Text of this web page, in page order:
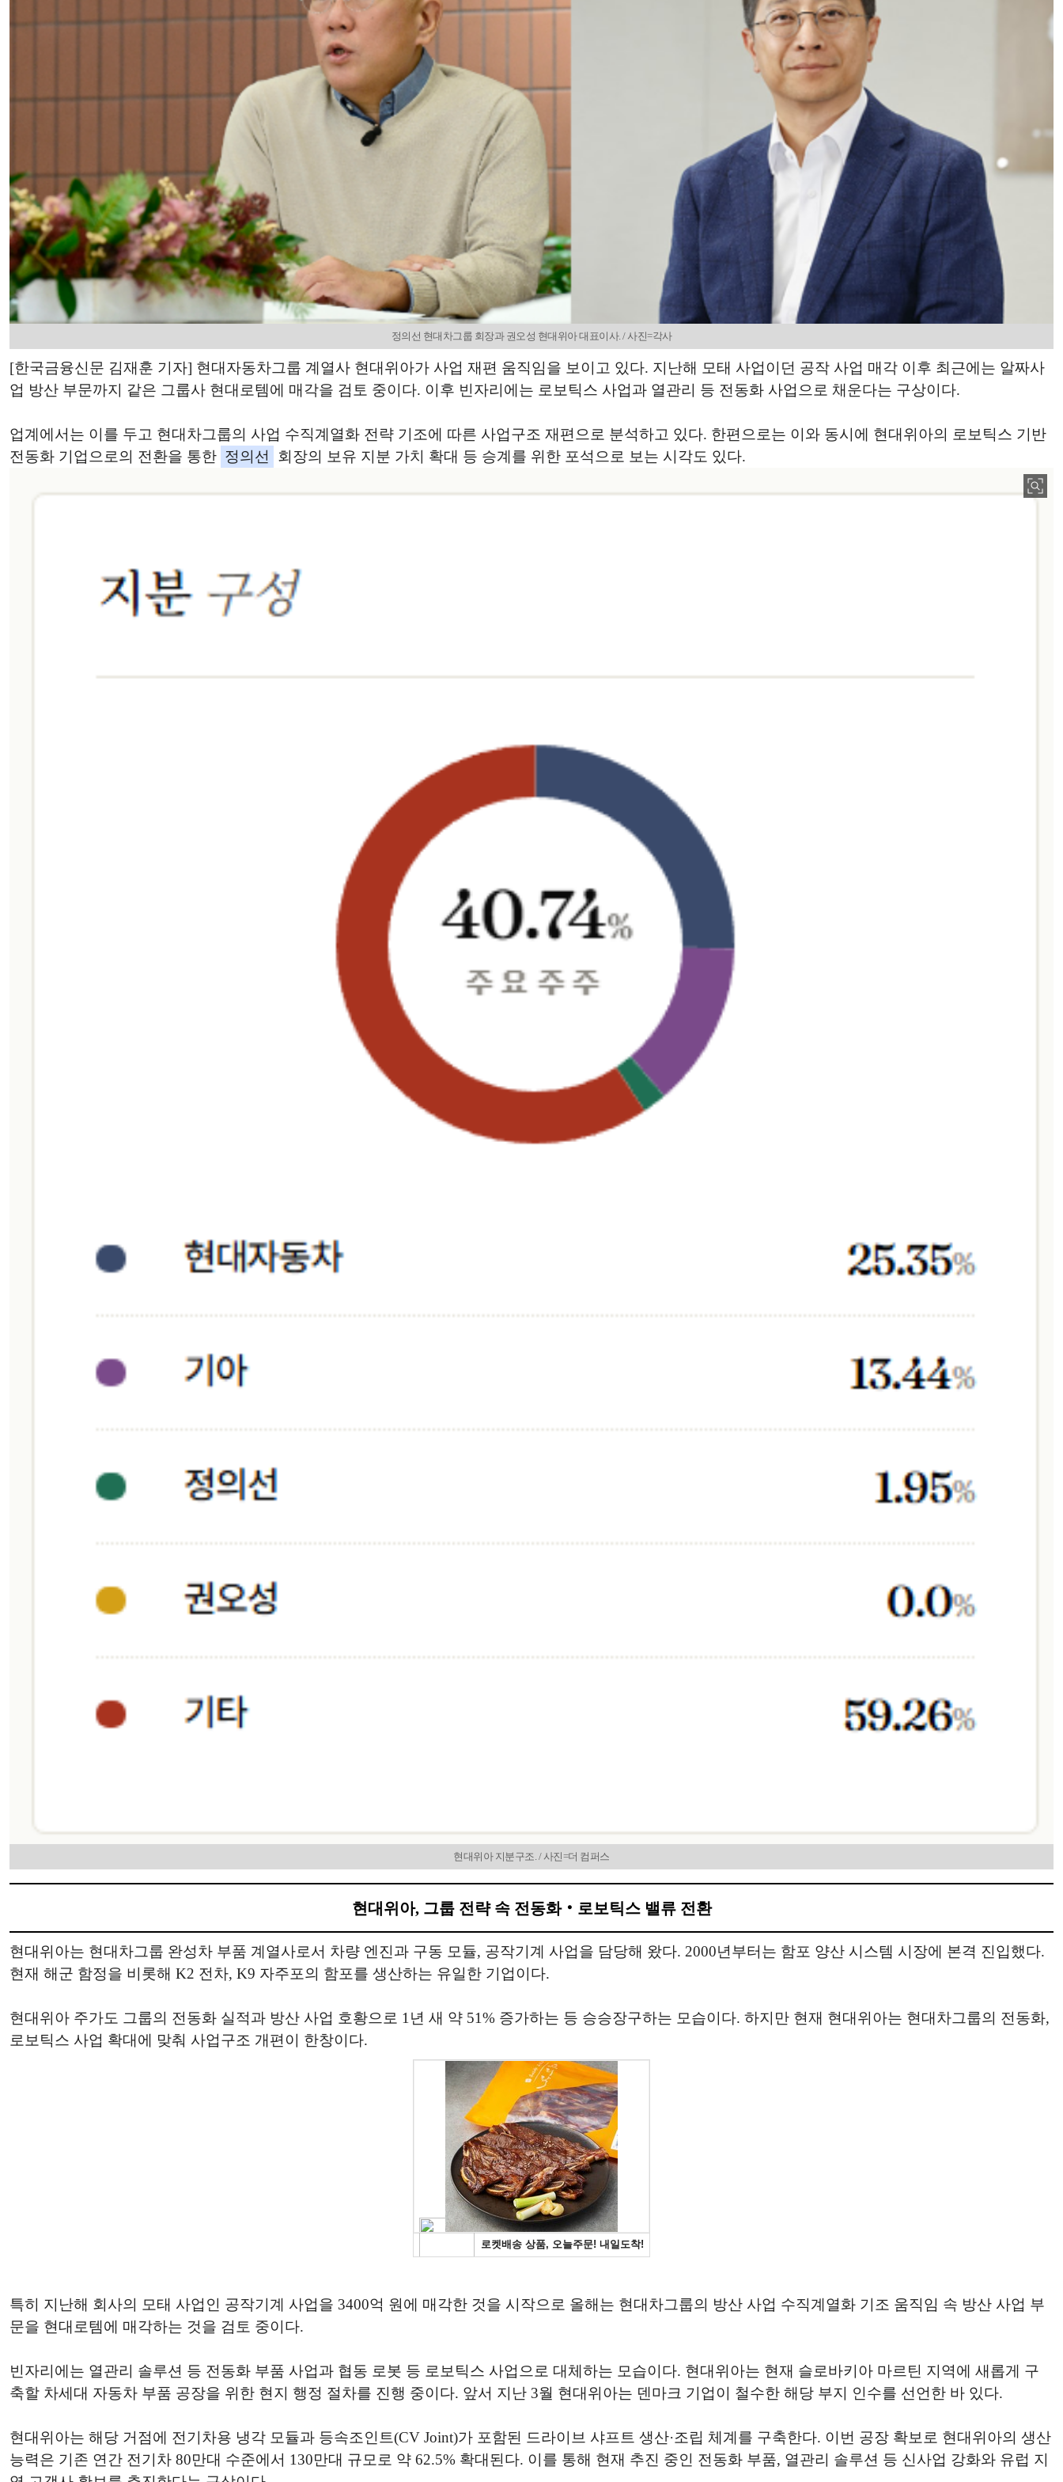
정의선 현대차그룹 회장과 권오성 현대위아 대표이사. / 사진=각사
[한국금융신문 김재훈 기자] 현대자동차그룹 계열사 현대위아가 사업 재편 움직임을 보이고 있다. 지난해 모태 사업이던 공작 사업 매각 이후 최근에는 알짜사
업 방산 부문까지 같은 그룹사 현대로템에 매각을 검토 중이다. 이후 빈자리에는 로보틱스 사업과 열관리 등 전동화 사업으로 채운다는 구상이다.
업계에서는 이를 두고 현대차그룹의 사업 수직계열화 전략 기조에 따른 사업구조 재편으로 분석하고 있다. 한편으로는 이와 동시에 현대위아의 로보틱스 기반
전동화 기업으로의 전환을 통한 정의선 회장의 보유 지분 가치 확대 등 승계를 위한 포석으로 보는 시각도 있다.
현대위아 지분구조. / 사진=더 컴퍼스
현대위아, 그룹 전략 속 전동화‧로보틱스 밸류 전환
현대위아는 현대차그룹 완성차 부품 계열사로서 차량 엔진과 구동 모듈, 공작기계 사업을 담당해 왔다. 2000년부터는 함포 양산 시스템 시장에 본격 진입했다.
현재 해군 함정을 비롯해 K2 전차, K9 자주포의 함포를 생산하는 유일한 기업이다.
현대위아 주가도 그룹의 전동화 실적과 방산 사업 호황으로 1년 새 약 51% 증가하는 등 승승장구하는 모습이다. 하지만 현재 현대위아는 현대차그룹의 전동화,
로보틱스 사업 확대에 맞춰 사업구조 개편이 한창이다.
특히 지난해 회사의 모태 사업인 공작기계 사업을 3400억 원에 매각한 것을 시작으로 올해는 현대차그룹의 방산 사업 수직계열화 기조 움직임 속 방산 사업 부
문을 현대로템에 매각하는 것을 검토 중이다.
빈자리에는 열관리 솔루션 등 전동화 부품 사업과 협동 로봇 등 로보틱스 사업으로 대체하는 모습이다. 현대위아는 현재 슬로바키아 마르틴 지역에 새롭게 구
축할 차세대 자동차 부품 공장을 위한 현지 행정 절차를 진행 중이다. 앞서 지난 3월 현대위아는 덴마크 기업이 철수한 해당 부지 인수를 선언한 바 있다.
현대위아는 해당 거점에 전기차용 냉각 모듈과 등속조인트(CV Joint)가 포함된 드라이브 샤프트 생산·조립 체계를 구축한다. 이번 공장 확보로 현대위아의 생산
능력은 기존 연간 전기차 80만대 수준에서 130만대 규모로 약 62.5% 확대된다. 이를 통해 현재 추진 중인 전동화 부품, 열관리 솔루션 등 신사업 강화와 유럽 지